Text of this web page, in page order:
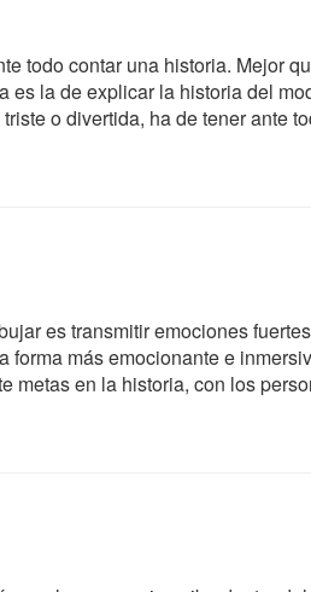
todo contar una historia. Mejor
es la de explicar la historia del
o divertida, ha de tener ante
es transmitir emociones
forma más emocionante e
metas en la historia, con los